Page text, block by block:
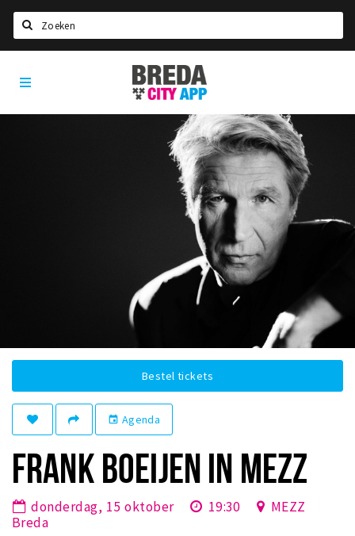
Home
Agenda
Winkels
Parkeren
Musea, theaters & podia
Toeristische routes
Breda
City
App
Bestel tickets
event Agenda
FRANK BOEIJEN IN MEZZ
donderdag, 15 oktober 19:30
MEZZ
Breda